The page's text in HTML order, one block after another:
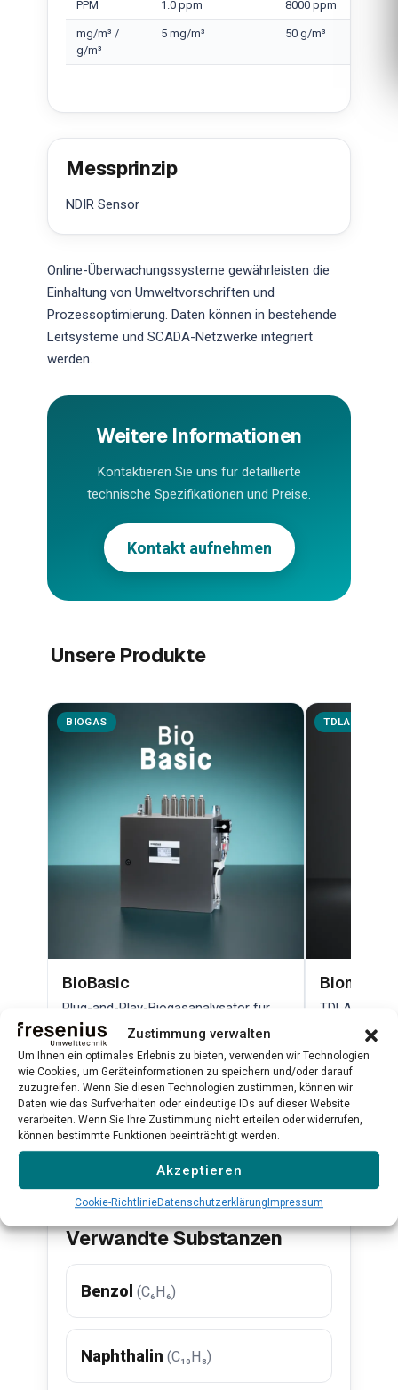
Zustimmung verwalten
Um Ihnen ein optimales Erlebnis zu bieten, verwenden wir Technologien
wie Cookies, um Geräteinformationen zu speichern und/oder darauf
zuzugreifen. Wenn Sie diesen Technologien zustimmen, können wir
Daten wie das Surfverhalten oder eindeutige IDs auf dieser Website
verarbeiten. Wenn Sie Ihre Zustimmung nicht erteilen oder widerrufen,
können bestimmte Funktionen beeinträchtigt werden.
Akzeptieren
Cookie-RichtlinieDatenschutzerklärung Impressum
PPM 1.0 ppm 8000 ppm
mg/m³ /
g/m³
5 mg/m³ 50 g/m³
Messprinzip
NDIR Sensor
Online-Überwachungssysteme gewährleisten die
Einhaltung von Umweltvorschriften und
Prozessoptimierung. Daten können in bestehende
Leitsysteme und SCADA-Netzwerke integriert
werden.
Weitere Informationen
Kontaktieren Sie uns für detaillierte
technische Spezifikationen und Preise.
Kontakt aufnehmen
Unsere Produkte
BIOGAS
BioBasic
Plug-and-Play-Biogasanalysator für
CH₄, CO₂, H₂S, O₂ und H₂
Mehr erfahren →
TDLAS
TDLAS-
Mehr
Alle Produkte ansehen →
Verwandte Substanzen
Benzol (C₆H₆)
Naphthalin (C₁₀H₈)